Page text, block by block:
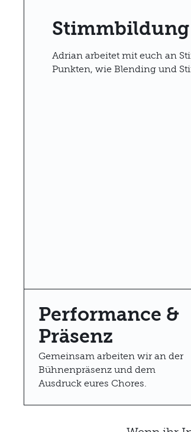
Adrian arbeitet mit euch an
Punkten, wie Blending und
Performance &
Präsenz
Gemeinsam arbeiten wir an der
Bühnenpräsenz und dem
Ausdruck eures Chores.